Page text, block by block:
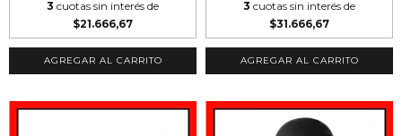
3 cuotas sin interés de
$21.666,67
AGREGAR AL CARRITO
3 cuotas sin interés de
$31.666,67
AGREGAR AL CARRITO